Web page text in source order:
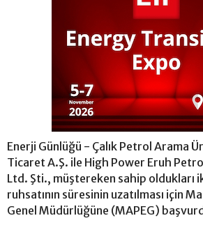
Enerji Günlüğü - Çalık Petrol Arama
Ticaret A.Ş. ile High Power Eruh
Ltd. Şti., müştereken sahip oldukları
ruhsatının süresinin uzatılması için
Genel Müdürlüğüne (MAPEG)